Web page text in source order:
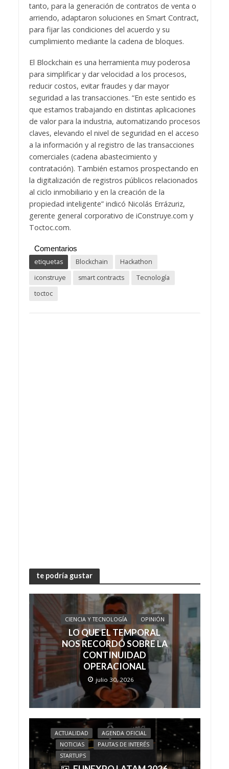
tanto, para la generación de contratos de venta o
arriendo, adaptaron soluciones en Smart Contract,
para fijar las condiciones del acuerdo y su
cumplimiento mediante la cadena de bloques.
El Blockchain es una herramienta muy poderosa
para simplificar y dar velocidad a los procesos,
reducir costos, evitar fraudes y dar mayor
seguridad a las transacciones. “En este sentido es
que estamos trabajando en distintas aplicaciones
de valor para la industria, automatizando procesos
claves, elevando el nivel de seguridad en el acceso
a la información y al registro de las transacciones
comerciales (cadena abastecimiento y
contratación). También estamos prospectando en
la digitalización de registros públicos relacionados
al ciclo inmobiliario y en la creación de la
propiedad inteligente” indicó Nicolás Errázuriz,
gerente general corporativo de iConstruye.com y
Toctoc.com.
Comentarios
etiquetas
Blockchain
Hackathon
iconstruye
smart contracts
Tecnología
toctoc
te podría gustar
CIENCIA Y TECNOLOGÍA OPINIÓN
LO QUE EL TEMPORAL
NOS RECORDÓ SOBRE LA
CONTINUIDAD
OPERACIONAL
julio 30, 2026
ACTUALIDAD
AGENDA OFICIAL
NOTICIAS
PAUTAS DE INTERÉS
STARTUPS